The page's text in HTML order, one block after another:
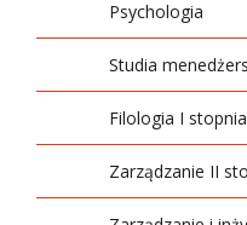
Psychologia
Studia
Filologia I stopnia
Zarządzanie II